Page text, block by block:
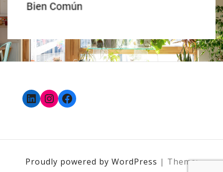
LinkedIn
Instagram
Facebook
Proudly powered by WordPress | Theme: